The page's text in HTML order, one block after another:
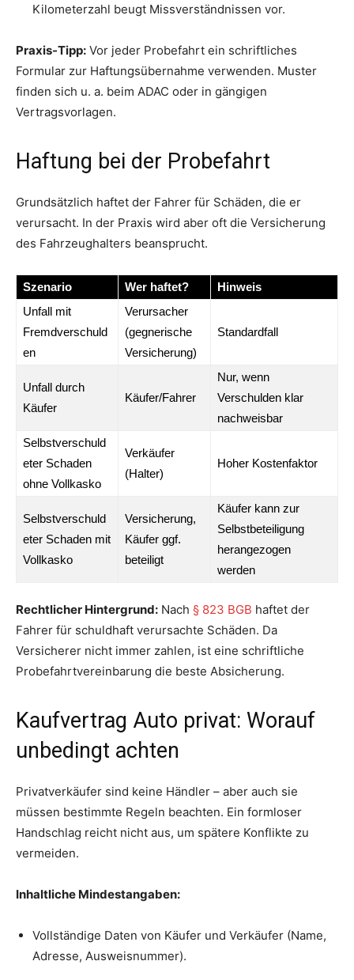
Kilometerzahl beugt Missverständnissen vor.
Praxis-Tipp: Vor jeder Probefahrt ein schriftliches
Formular zur Haftungsübernahme verwenden. Muster
finden sich u. a. beim ADAC oder in gängigen
Vertragsvorlagen.
Haftung bei der Probefahrt
Grundsätzlich haftet der Fahrer für Schäden, die er
verursacht. In der Praxis wird aber oft die Versicherung
des Fahrzeughalters beansprucht.
Szenario Wer haftet?
Hinweis
Unfall mit
Fremdverschuld
en
Verursacher
(gegnerische
Versicherung)
Standardfall
Unfall durch
Käufer
Käufer/Fahrer
Nur, wenn
Verschulden klar
nachweisbar
Selbstverschuld
eter Schaden
ohne Vollkasko
Verkäufer
(Halter)
Hoher Kostenfaktor
Selbstverschuld
eter Schaden mit
Vollkasko
Versicherung,
Käufer ggf.
beteiligt
Käufer kann zur
Selbstbeteiligung
herangezogen
werden
Rechtlicher Hintergrund: Nach § 823 BGB haftet der
Fahrer für schuldhaft verursachte Schäden. Da
Versicherer nicht immer zahlen, ist eine schriftliche
Probefahrtvereinbarung die beste Absicherung.
Kaufvertrag Auto privat: Worauf
unbedingt achten
Privatverkäufer sind keine Händler – aber auch sie
müssen bestimmte Regeln beachten. Ein formloser
Handschlag reicht nicht aus, um spätere Konflikte zu
vermeiden.
Inhaltliche Mindestangaben:
Vollständige Daten von Käufer und Verkäufer (Name,
Adresse, Ausweisnummer).